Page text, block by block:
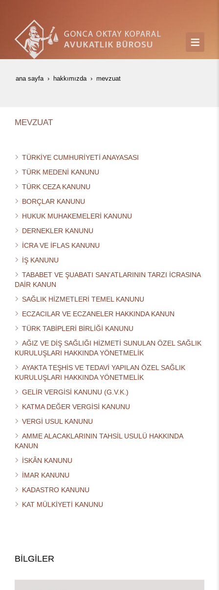
ana sayfa hakkımızda mevzuat
MEVZUAT
TÜRKİYE CUMHURİYETİ ANAYASASI
TÜRK MEDENİ KANUNU
TÜRK CEZA KANUNU
BORÇLAR KANUNU
HUKUK MUHAKEMELERİ KANUNU
DERNEKLER KANUNU
İCRA VE İFLAS KANUNU
İŞ KANUNU
TABABET VE ŞUABATI SAN'ATLARININ TARZI İCRASINA
DAİR KANUN
SAĞLIK HİZMETLERİ TEMEL KANUNU
ECZACILAR VE ECZANELER HAKKINDA KANUN
TÜRK TABİPLERİ BİRLİĞİ KANUNU
AĞIZ VE DİŞ SAĞLIĞI HİZMETİ SUNULAN ÖZEL SAĞLIK
KURULUŞLARI HAKKINDA YÖNETMELİK
AYAKTA TEŞHİS VE TEDAVİ YAPILAN ÖZEL SAĞLIK
KURULUŞLARI HAKKINDA YÖNETMELİK
GELİR VERGİSİ KANUNU (G.V.K.)
KATMA DEĞER VERGİSİ KANUNU
VERGİ USUL KANUNU
AMME ALACAKLARININ TAHSİL USULÜ HAKKINDA
KANUN
İSKÂN KANUNU
İMAR KANUNU
KADASTRO KANUNU
KAT MÜLKİYETİ KANUNU
BİLGİLER